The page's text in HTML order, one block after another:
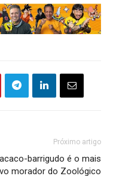
Próximo artigo
barrigudo é o mais
morador do Zoológico